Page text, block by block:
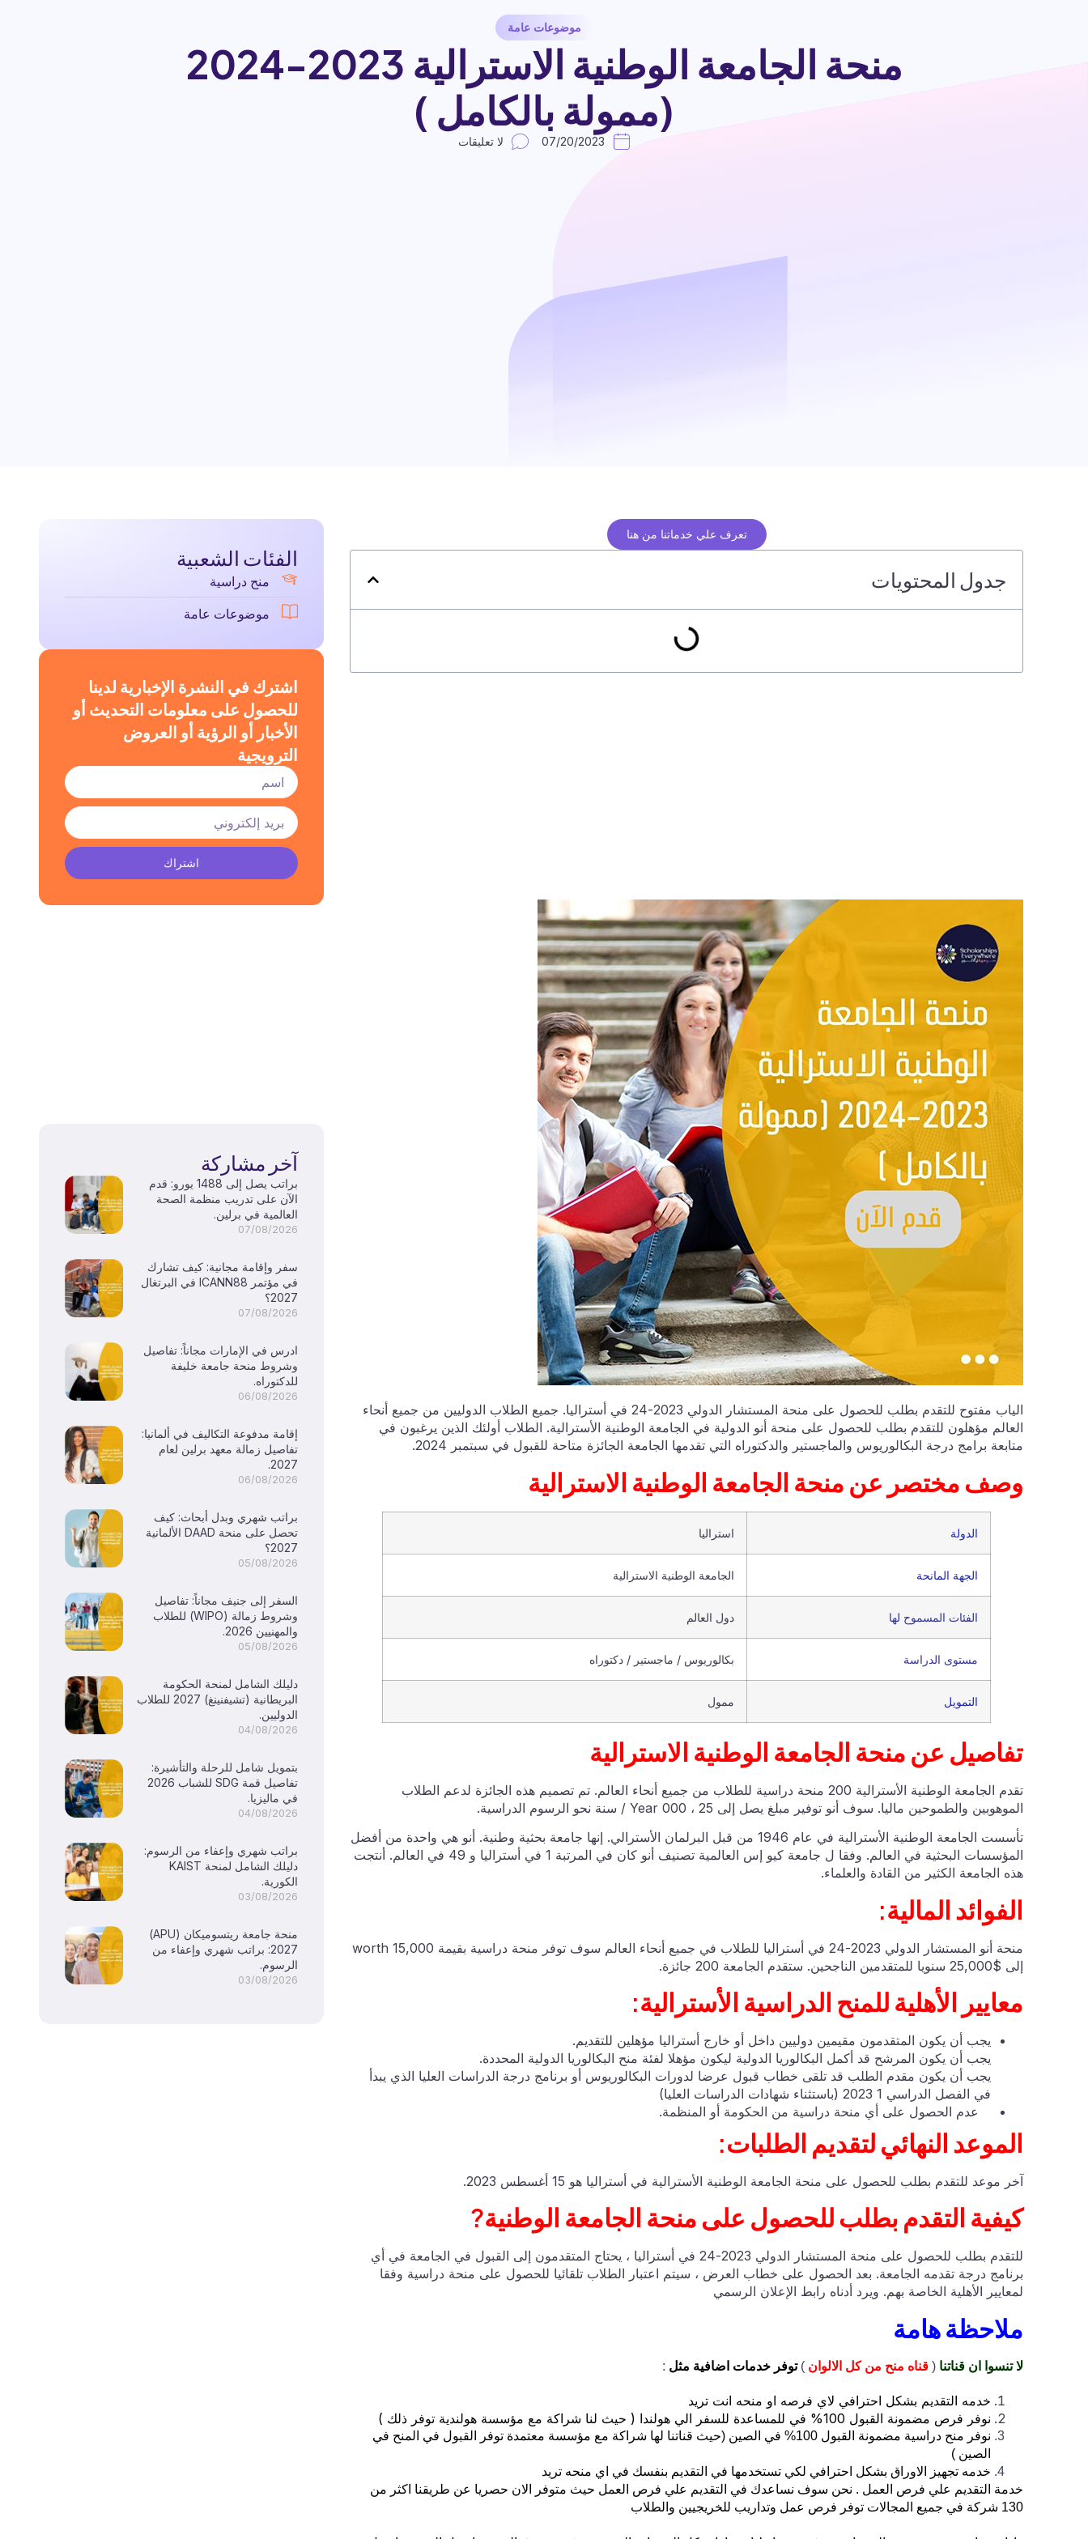
موضوعات عامة
منحة الجامعة الوطنية الاسترالية 2023-2024
(ممولة بالكامل )
07/20/2023 لا تعليقات
تعرف علي خدماتنا من هنا
جدول المحتويات
الياب مفتوح للتقدم بطلب للحصول على منحة المستشار الدولي 2023-24 في أستراليا. جميع الطلاب الدوليين من جميع أنحاء
العالم مؤهلون للتقدم بطلب للحصول على منحة أنو الدولية في الجامعة الوطنية الأسترالية. الطلاب أولئك الذين يرغبون في
متابعة برامج درجة البكالوريوس والماجستير والدكتوراه التي تقدمها الجامعة الجائزة متاحة للقبول في سبتمبر 2024.
وصف مختصر عن منحة الجامعة الوطنية الاسترالية
الدولة استراليا
الجهة المانحة الجامعة الوطنية الاسترالية
الفئات المسموح لها دول العالم
مستوى الدراسة بكالوريوس / ماجستير / دكتوراه
التمويل ممول
تفاصيل عن منحة الجامعة الوطنية الاسترالية
تقدم الجامعة الوطنية الأسترالية 200 منحة دراسية للطلاب من جميع أنحاء العالم. تم تصميم هذه الجائزة لدعم الطلاب
الموهوبين والطموحين ماليا. سوف أنو توفير مبلغ يصل إلى 25 ، 000 Year / سنة نحو الرسوم الدراسية.
تأسست الجامعة الوطنية الأسترالية في عام 1946 من قبل البرلمان الأسترالي. إنها جامعة بحثية وطنية. أنو هي واحدة من أفضل
المؤسسات البحثية في العالم. وفقا ل جامعة كيو إس العالمية تصنيف أنو كان في المرتبة 1 في أستراليا و 49 في العالم. أنتجت
هذه الجامعة الكثير من القادة والعلماء.
الفوائد المالية:
منحة أنو المستشار الدولي 2023-24 في أستراليا للطلاب في جميع أنحاء العالم سوف توفر منحة دراسية بقيمة worth 15,000
إلى $25,000 سنويا للمتقدمين الناجحين. ستقدم الجامعة 200 جائزة.
معايير الأهلية للمنح الدراسية الأسترالية:
يجب أن يكون المتقدمون مقيمين دوليين داخل أو خارج أستراليا مؤهلين للتقديم.
يجب أن يكون المرشح قد أكمل البكالوريا الدولية ليكون مؤهلا لفئة منح البكالوريا الدولية المحددة.
يجب أن يكون مقدم الطلب قد تلقى خطاب قبول عرضا لدورات البكالوريوس أو برنامج درجة الدراسات العليا الذي يبدأ
في الفصل الدراسي 1 2023 (باستثناء شهادات الدراسات العليا)
عدم الحصول على أي منحة دراسية من الحكومة أو المنظمة.
الموعد النهائي لتقديم الطلبات:
آخر موعد للتقدم بطلب للحصول على منحة الجامعة الوطنية الأسترالية في أستراليا هو 15 أغسطس 2023.
كيفية التقدم بطلب للحصول على منحة الجامعة الوطنية?
للتقدم بطلب للحصول على منحة المستشار الدولي 2023-24 في أستراليا ، يحتاج المتقدمون إلى القبول في الجامعة في أي
برنامج درجة تقدمه الجامعة. بعد الحصول على خطاب العرض ، سيتم اعتبار الطلاب تلقائيا للحصول على منحة دراسية وفقا
لمعايير الأهلية الخاصة بهم. ويرد أدناه رابط الإعلان الرسمي
ملاحظة هامة
لا تنسوا ان قناتنا ( قناه منح من كل الالوان )توفر خدمات اضافية مثل :
خدمه التقديم بشكل احترافي لاي فرصه او منحه انت تريد
نوفر فرص مضمونة القبول 100% في للمساعدة للسفر الي هولندا ( حيث لنا شراكة مع مؤسسة هولندية توفر ذلك )
نوفر منح دراسية مضمونة القبول 100% في الصين (حيث قناتنا لها شراكة مع مؤسسة معتمدة توفر القبول في المنح في
الصين )
خدمه تجهيز الاوراق بشكل احترافي لكي تستخدمها في التقديم بنفسك في اي منحه تريد
خدمة التقديم علي فرص العمل . نحن سوف نساعدك في التقديم علي فرص العمل حيث متوفر الان حصريا عن طريقنا اكثر من
130 شركة في جميع المجالات توفر فرص عمل وتداريب للخريجيين والطلاب
الفئات الشعبية
منح دراسية
موضوعات عامة
اشترك في النشرة الإخبارية لدينا
للحصول على معلومات التحديث أو
الأخبار أو الرؤية أو العروض
الترويجية
اشتراك
آخر مشاركة
براتب يصل إلى 1488 يورو: قدم
الآن على تدريب منظمة الصحة
العالمية في برلين.
07/08/2026
سفر وإقامة مجانية: كيف تشارك
في مؤتمر ICANN88 في البرتغال
2027؟
07/08/2026
ادرس في الإمارات مجاناً: تفاصيل
وشروط منحة جامعة خليفة
للدكتوراه.
06/08/2026
إقامة مدفوعة التكاليف في ألمانيا:
تفاصيل زمالة معهد برلين لعام
2027.
06/08/2026
براتب شهري وبدل أبحاث: كيف
تحصل على منحة DAAD الألمانية
2027؟
05/08/2026
السفر إلى جنيف مجاناً: تفاصيل
وشروط زمالة (WIPO) للطلاب
والمهنيين 2026.
05/08/2026
دليلك الشامل لمنحة الحكومة
البريطانية (تشيفنينغ) 2027 للطلاب
الدوليين.
04/08/2026
بتمويل شامل للرحلة والتأشيرة:
تفاصيل قمة SDG للشباب 2026
في ماليزيا.
04/08/2026
براتب شهري وإعفاء من الرسوم:
دليلك الشامل لمنحة KAIST
الكورية.
03/08/2026
منحة جامعة ريتسوميكان (APU)
2027: براتب شهري وإعفاء من
الرسوم.
03/08/2026